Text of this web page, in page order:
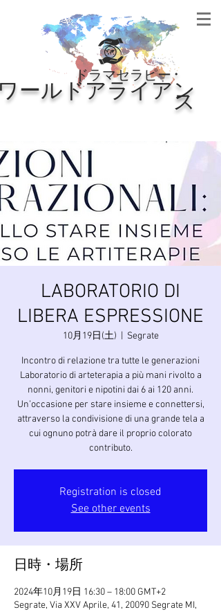
ドラマセラピー・
ールドアライアン
ス
LABORATORIO DI
LIBERA ESPRESSIONE
10月19日(土) Segrate
Incontro di relazione tra tutte le generazioni
Laboratorio di arteterapia a più mani rivolto a
nonni, genitori e nipotini dai 6 ai 120 anni.
Un’occasione per stare insieme e connettersi,
attraverso la condivisione di una grande tela a
cui ognuno potrà dare il proprio colorato
contributo.
Registration is closed
See other events
日時・場所
2024年10月19日 16:30 – 18:00 GMT+2
Segrate, Via XXV Aprile, 41, 20090 Segrate MI,